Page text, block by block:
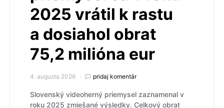
2025 vrátil k rastu
a dosiahol obrat
75,2 milióna eur
4. augusta 2026 pridaj komentár
Slovenský videoherný priemysel zaznamenal v
roku 2025 zmiešané výsledky. Celkový obrat